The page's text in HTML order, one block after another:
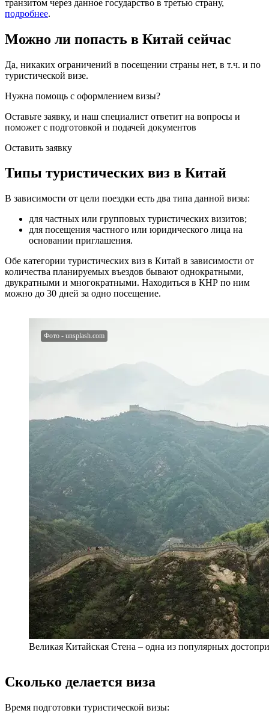
транзитом через данное государство в третью страну,
подробнее.
Можно ли попасть в Китай сейчас
Да, никаких ограничений в посещении страны нет, в т.ч. и по
туристической визе.
Нужна помощь с оформлением визы?
Оставьте заявку, и наш специалист ответит на вопросы и
поможет с подготовкой и подачей документов
Оставить заявку
Типы туристических виз в Китай
В зависимости от цели поездки есть два типа данной визы:
для частных или групповых туристических визитов;
для посещения частного или юридического лица на
основании приглашения.
Обе категории туристических виз в Китай в зависимости от
количества планируемых въездов бывают однократными,
двукратными и многократными. Находиться в КНР по ним
можно до 30 дней за одно посещение.
Великая Китайская Стена – одна из популярных
Сколько делается виза
Время подготовки туристической визы: